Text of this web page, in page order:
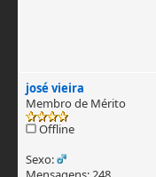
josé vieira
Membro de Mérito
Offline
Sexo: